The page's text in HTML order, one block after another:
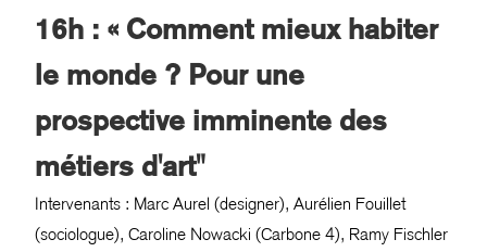
16h : « Comment mieux habiter
le monde ? Pour une
prospective imminente des
métiers d'art"
Intervenants : Marc Aurel (designer), Aurélien Fouillet
(sociologue), Caroline Nowacki (Carbone 4), Ramy Fischler